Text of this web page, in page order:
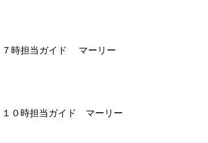
７時担当ガイド マーリー
１０時担当ガイド マーリー